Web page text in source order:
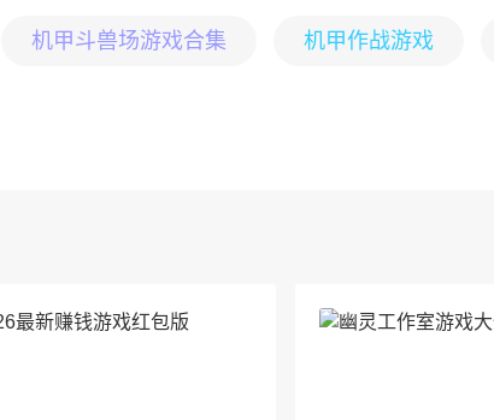
机甲斗兽场游戏合集 机甲作战游戏